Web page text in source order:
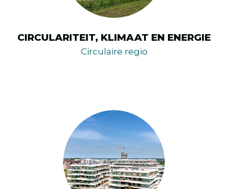
CIRCULARITEIT, KLIMAAT EN ENERGIE
Circulaire regio